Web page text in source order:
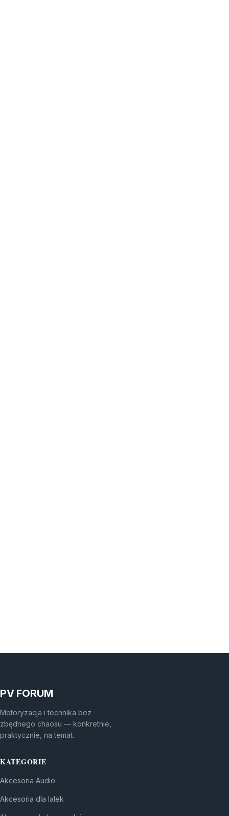
PV FORUM
Motoryzacja i technika bez
zbędnego chaosu — konkretnie,
praktycznie, na temat.
KATEGORIE
Akcesoria Audio
Akcesoria dla lalek